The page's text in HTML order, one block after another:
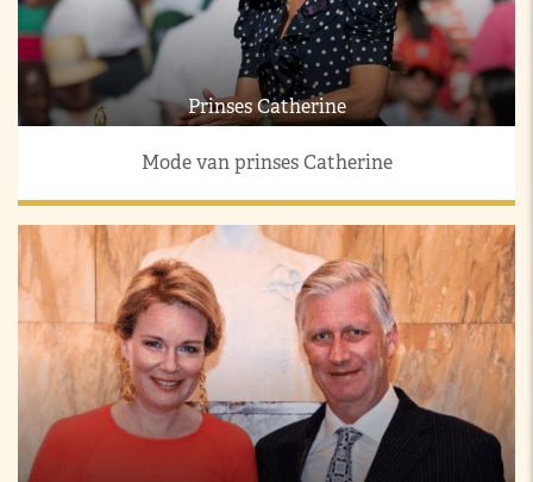
Prinses Catherine
Mode van prinses Catherine